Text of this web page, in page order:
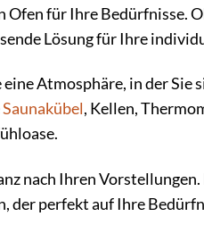
Ofen für Ihre Bedürfnisse.
Lösung für Ihre
Atmosphäre, in der Sie
Saunakübel, Kellen,
nach Ihren
der perfekt auf Ihre